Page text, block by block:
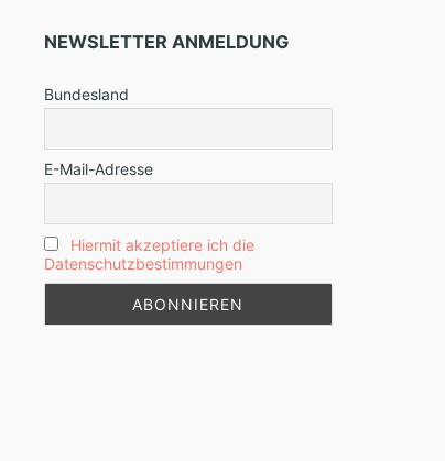
NEWSLETTER ANMELDUNG
Bundesland
E-Mail-Adresse
Hiermit akzeptiere ich die
Datenschutzbestimmungen